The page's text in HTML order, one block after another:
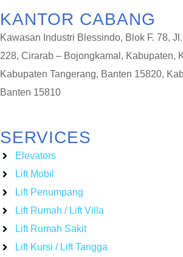
KANTOR CABANG
Kawasan Industri Blessindo, Blok F. 78,
228, Cirarab – Bojongkamal, Kabupaten,
Kabupaten Tangerang, Banten 15820,
Banten 15810
SERVICES
Elevators
Lift Mobil
Lift Penumpang
Lift Rumah / Lift Villa
Lift Rumah Sakit
Lift Kursi / Lift Tangga